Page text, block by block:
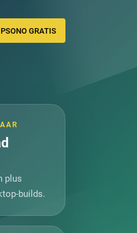
GRATIS
plus
builds.